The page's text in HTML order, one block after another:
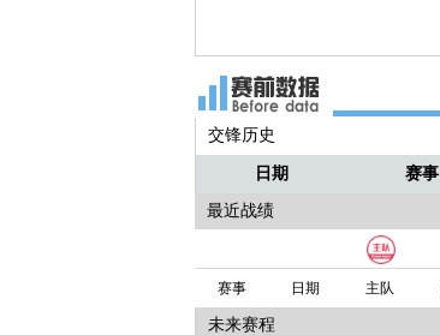
交锋历史
日期 赛事
最近战绩
赛事 日期 主队
未来赛程